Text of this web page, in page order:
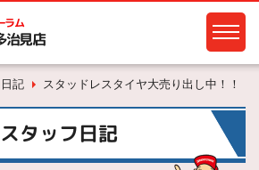
ラム
治見店
記 スタッドレスタイヤ大売り出し中！！
スタッフ日記